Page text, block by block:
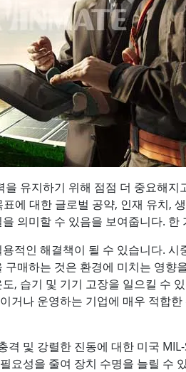
유지하기 위해 점점 더 중요해
에 대한 글로벌 공약, 인재 유치,
의미할 수 있음을 보여줍니다.
적인 해결책이 될 수 있습니다.
매하는 것은 환경에 미치는 영향
, 습기 및 기기 고장을 일으킬 수
거나 운영하는 기업에 매우 적합한
및 강렬한 진동에 대한 미국
요성을 줄여 장치 수명을 늘릴 수